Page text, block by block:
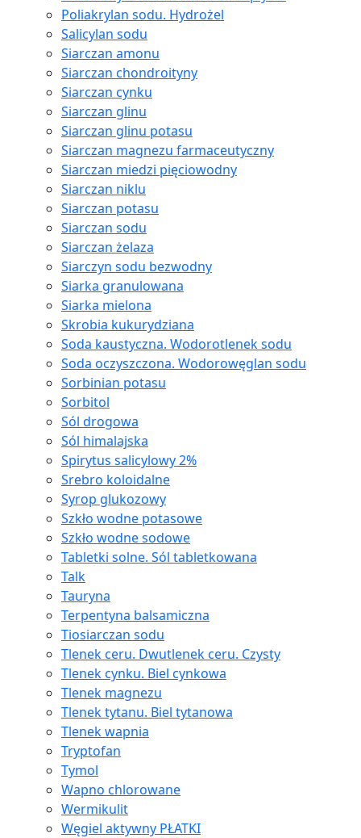
Poliakrylan sodu. Hydrożel
Salicylan sodu
Siarczan amonu
Siarczan chondroityny
Siarczan cynku
Siarczan glinu
Siarczan glinu potasu
Siarczan magnezu farmaceutyczny
Siarczan miedzi pięciowodny
Siarczan niklu
Siarczan potasu
Siarczan sodu
Siarczan żelaza
Siarczyn sodu bezwodny
Siarka granulowana
Siarka mielona
Skrobia kukurydziana
Soda kaustyczna. Wodorotlenek sodu
Soda oczyszczona. Wodorowęglan sodu
Sorbinian potasu
Sorbitol
Sól drogowa
Sól himalajska
Spirytus salicylowy 2%
Srebro koloidalne
Syrop glukozowy
Szkło wodne potasowe
Szkło wodne sodowe
Tabletki solne. Sól tabletkowana
Talk
Tauryna
Terpentyna balsamiczna
Tiosiarczan sodu
Tlenek ceru. Dwutlenek ceru. Czysty
Tlenek cynku. Biel cynkowa
Tlenek magnezu
Tlenek tytanu. Biel tytanowa
Tlenek wapnia
Tryptofan
Tymol
Wapno chlorowane
Wermikulit
Węgiel aktywny PŁATKI